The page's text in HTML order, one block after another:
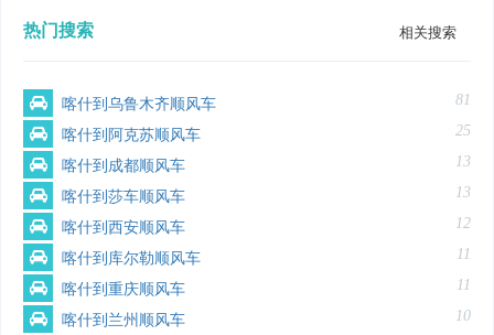
热门搜索 相关搜索
喀什到乌鲁木齐顺风车 81
喀什到阿克苏顺风车 25
喀什到成都顺风车 13
喀什到莎车顺风车 13
喀什到西安顺风车 12
喀什到库尔勒顺风车 11
喀什到重庆顺风车 11
喀什到兰州顺风车 10